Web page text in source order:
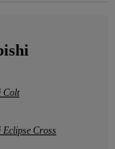
Colt
Cross